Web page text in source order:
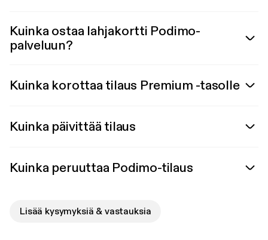
Kuinka ostaa lahjakortti Podimo-
palveluun?
Kuinka korottaa tilaus Premium -tasolle
Kuinka päivittää tilaus
Kuinka peruuttaa Podimo-tilaus
Lisää kysymyksiä & vastauksia